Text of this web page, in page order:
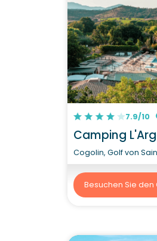
7.9/10
Camping
Cogolin, Golf von
Besuchen Sie